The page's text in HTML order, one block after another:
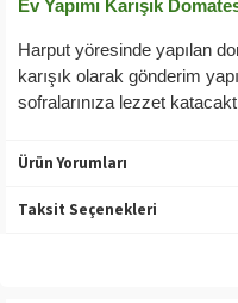
Ev Yapımı Karışık
Harput yöresinde yapılan
karışık olarak gönderim
sofralarınıza lezzet
Ürün Yorumları
Taksit Seçenekleri